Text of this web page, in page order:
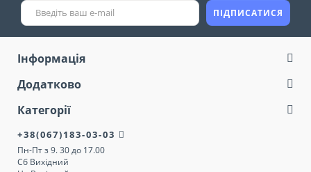
ПІДПИСАТИСЯ
Інформація
Додатково
Категорії
+38(067)183-03-03
Пн-Пт з 9. 30 до 17.00
Сб Вихідний